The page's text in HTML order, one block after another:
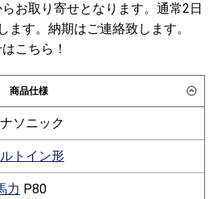
お取り寄せとなります。通常2日
ます。納期はご連絡致します。
こちら！
商品仕様
ソニック
トイン形
力 P80